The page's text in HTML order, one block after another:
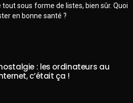
sous forme de listes, bien sûr. Quoi
en bonne santé ?
: les ordinateurs au
c’était ça !